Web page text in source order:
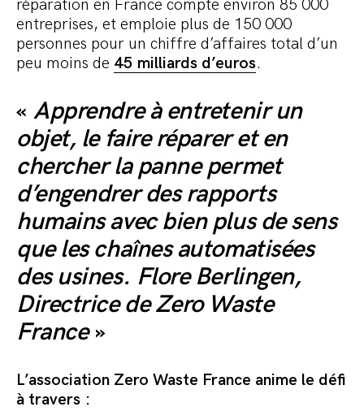
réparation en France compte environ 85 000
entreprises, et emploie plus de 150 000
personnes pour un chiffre d’affaires total d’un
peu moins de 45 milliards d’euros.
«Apprendre à entretenir un
objet, le faire réparer et en
chercher la panne permet
d’engendrer des rapports
humains avec bien plus de sens
que les chaînes automatisées
des usines. Flore Berlingen,
Directrice de Zero Waste
France»
L’association Zero Waste France anime le défi
à travers :